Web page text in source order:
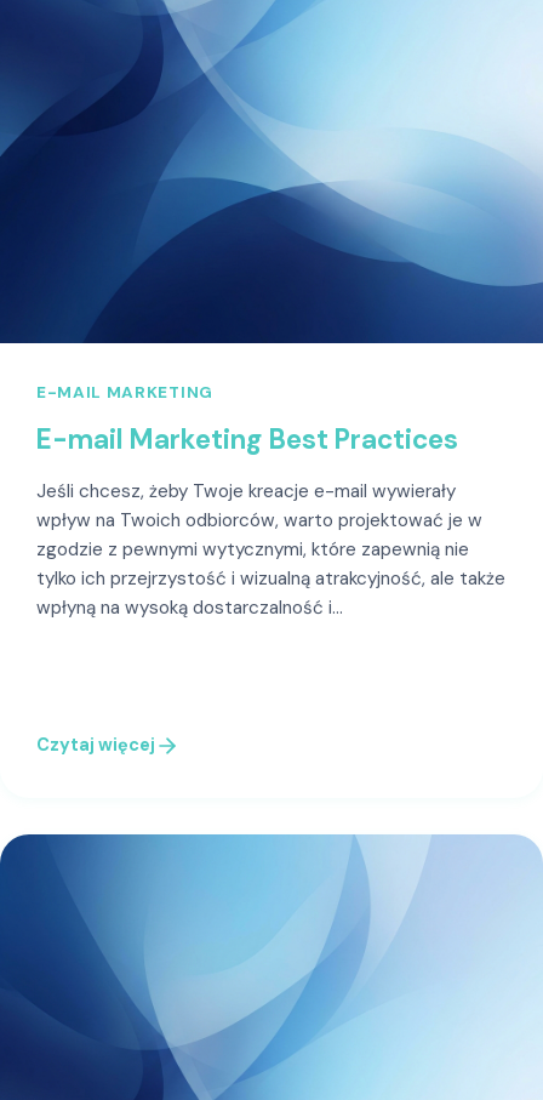
E-MAIL MARKETING
E-mail Marketing Best Practices
Jeśli chcesz, żeby Twoje kreacje e-mail wywierały
wpływ na Twoich odbiorców, warto projektować je w
zgodzie z pewnymi wytycznymi, które zapewnią nie
tylko ich przejrzystość i wizualną atrakcyjność, ale także
wpłyną na wysoką dostarczalność i…
Czytaj więcej